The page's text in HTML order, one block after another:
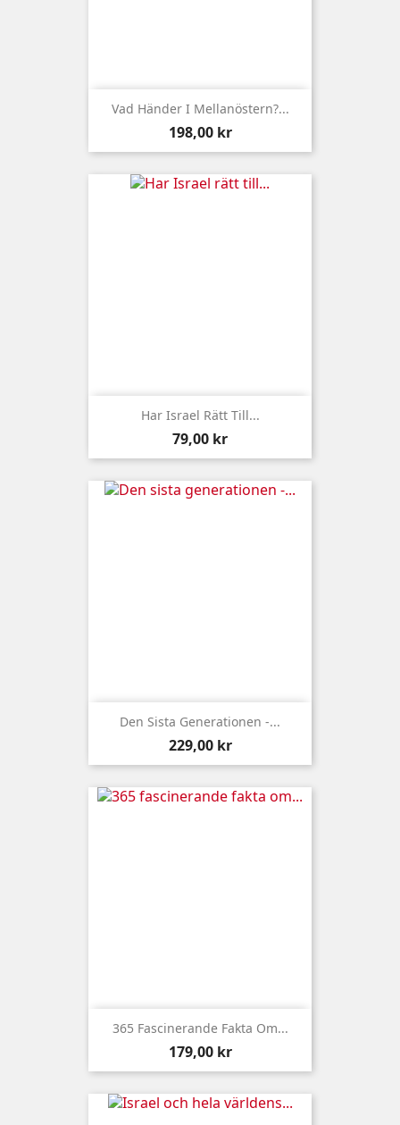
Vad Händer I Mellanöstern?...
Pris
198,00 kr
Har Israel Rätt Till...
Pris
79,00 kr
Den Sista Generationen -...
Pris
229,00 kr
365 Fascinerande Fakta Om...
Pris
179,00 kr